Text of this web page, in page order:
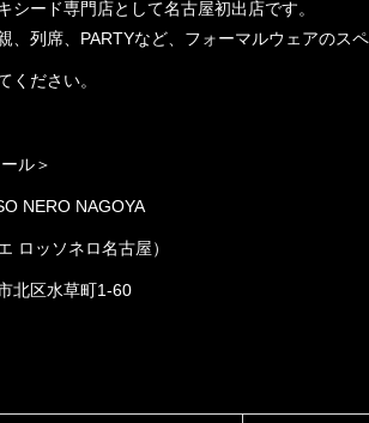
シード専門店として名古屋初出店です。
、列席、PARTYなど、フォーマルウェアのス
ください。
ル＞
NERO NAGOYA
ロッソネロ名古屋）
北区水草町1-60